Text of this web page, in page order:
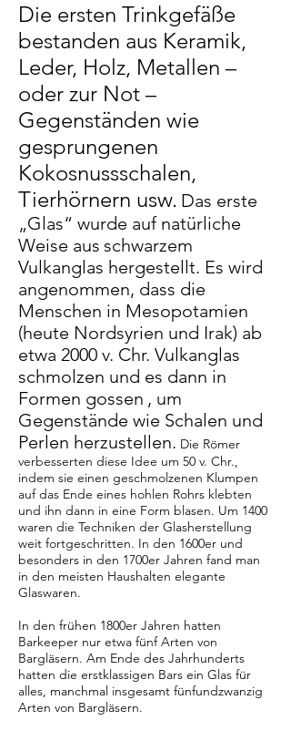
Die ersten Trinkgefäße
bestanden aus Keramik,
Leder, Holz, Metallen –
oder zur Not –
Gegenständen wie
gesprungenen
Kokosnussschalen,
Tierhörnern usw. Das erste
„Glas“ wurde auf natürliche
Weise aus schwarzem
Vulkanglas hergestellt. Es wird
angenommen, dass die
Menschen in Mesopotamien
(heute Nordsyrien und Irak) ab
etwa 2000 v. Chr. Vulkanglas
schmolzen und es dann in
Formen gossen , um
Gegenstände wie Schalen und
Perlen herzustellen. Die Römer
verbesserten diese Idee um 50 v. Chr.,
indem sie einen geschmolzenen Klumpen
auf das Ende eines hohlen Rohrs klebten
und ihn dann in eine Form blasen. Um 1400
waren die Techniken der Glasherstellung
weit fortgeschritten. In den 1600er und
besonders in den 1700er Jahren fand man
in den meisten Haushalten elegante
Glaswaren.
In den frühen 1800er Jahren hatten
Barkeeper nur etwa fünf Arten von
Bargläsern. Am Ende des Jahrhunderts
hatten die erstklassigen Bars ein Glas für
alles, manchmal insgesamt fünfundzwanzig
Arten von Bargläsern.